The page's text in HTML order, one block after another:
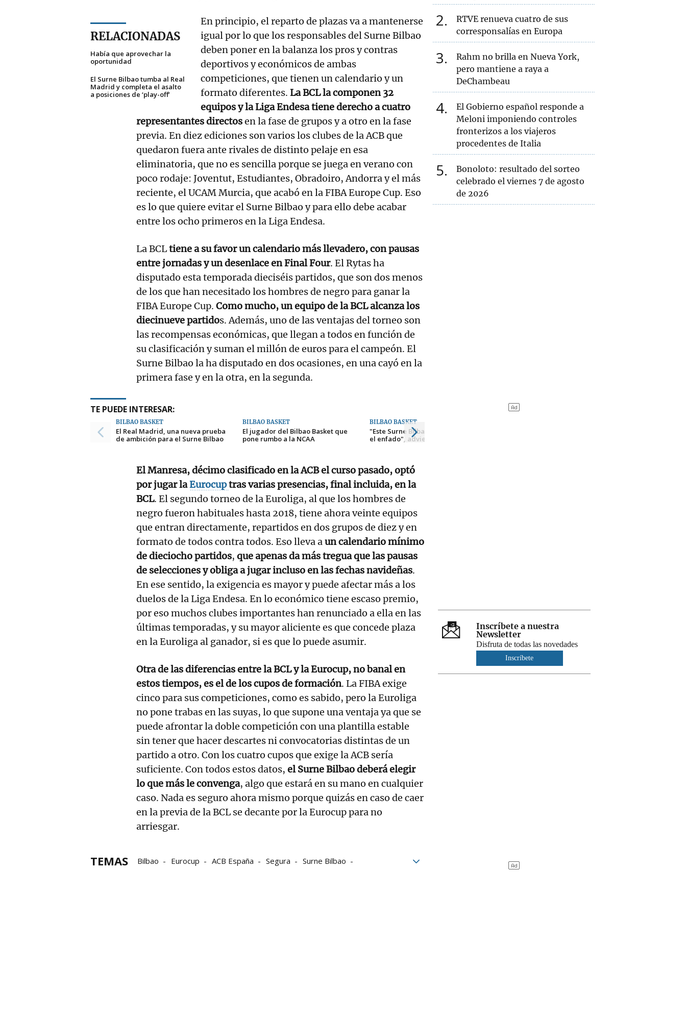
RELACIONADAS
Había que aprovechar la
oportunidad
El Surne Bilbao tumba al Real
Madrid y completa el asalto
a posiciones de ‘play-off’
En principio, el reparto de plazas va a mantenerse
igual por lo que los responsables del Surne Bilbao
deben poner en la balanza los pros y contras
deportivos y económicos de ambas
competiciones, que tienen un calendario y un
formato diferentes.La BCL la componen 32
equipos y la Liga Endesa tiene derecho a cuatro
representantes directosen la fase de grupos y a otro en la fase
previa. En diez ediciones son varios los clubes de la ACB que
quedaron fuera ante rivales de distinto pelaje en esa
eliminatoria, que no es sencilla porque se juega en verano con
poco rodaje: Joventut, Estudiantes, Obradoiro, Andorra y el más
reciente, el UCAM Murcia, que acabó en la FIBA Europe Cup. Eso
es lo que quiere evitar el Surne Bilbao y para ello debe acabar
entre los ocho primeros en la Liga Endesa.
La BCLtiene a su favor un calendario más llevadero, con pausas
entre jornadas y un desenlace en Final Four. El Rytas ha
disputado esta temporada dieciséis partidos, que son dos menos
de los que han necesitado los hombres de negro para ganar la
FIBA Europe Cup. Como mucho, un equipo de la BCL alcanza los
diecinueve partidos. Además, uno de las ventajas del torneo son
las recompensas económicas, que llegan a todos en función de
su clasificación y suman el millón de euros para el campeón. El
Surne Bilbao la ha disputado en dos ocasiones, en una cayó en la
primera fase y en la otra, en la segunda.
TE PUEDE INTERESAR:
BILBAO BASKET
El Real Madrid, una nueva prueba
de ambición para el Surne Bilbao
BILBAO BASKET
El jugador del Bilbao Basket que
pone rumbo a la NCAA
BILBAO BASKET
"Este Surne Bilbao se motiva desde
el enfado", advierte Ponsarnau
El Manresa, décimo clasificado en la ACB el curso pasado, optó
por jugar laEurocuptras varias presencias, final incluida, en la
BCL. El segundo torneo de la Euroliga, al que los hombres de
negro fueron habituales hasta 2018, tiene ahora veinte equipos
que entran directamente, repartidos en dos grupos de diez y en
formato de todos contra todos. Eso lleva aun calendario mínimo
de dieciocho partidos, que apenas da más tregua que las pausas
de selecciones y obliga a jugar incluso en las fechas navideñas.
En ese sentido, la exigencia es mayor y puede afectar más a los
duelos de la Liga Endesa. En lo económico tiene escaso premio,
por eso muchos clubes importantes han renunciado a ella en las
últimas temporadas, y su mayor aliciente es que concede plaza
en la Euroliga al ganador, si es que lo puede asumir.
Otra de las diferencias entre la BCL y la Eurocup, no banal en
estos tiempos, es el de los cupos de formación. La FIBA exige
cinco para sus competiciones, como es sabido, pero la Euroliga
no pone trabas en las suyas, lo que supone una ventaja ya que se
puede afrontar la doble competición con una plantilla estable
sin tener que hacer descartes ni convocatorias distintas de un
partido a otro. Con los cuatro cupos que exige la ACB sería
suficiente. Con todos estos datos, el Surne Bilbao deberá elegir
lo que más le convenga, algo que estará en su mano en cualquier
caso. Nada es seguro ahora mismo porque quizás en caso de caer
en la previa de la BCL se decante por la Eurocup para no
arriesgar.
TEMAS Bilbao Eurocup ACB España Segura
Surne Bilbao
2
RTVE renueva cuatro de sus
corresponsalías en Europa
3
Rahm no brilla en Nueva York,
pero mantiene a raya a
DeChambeau
4
El Gobierno español responde a
Meloni imponiendo controles
fronterizos a los viajeros
procedentes de Italia
5
Bonoloto: resultado del sorteo
celebrado el viernes 7 de agosto
de 2026
Inscríbete a nuestra
Newsletter
Disfruta de todas las novedades
Inscríbete